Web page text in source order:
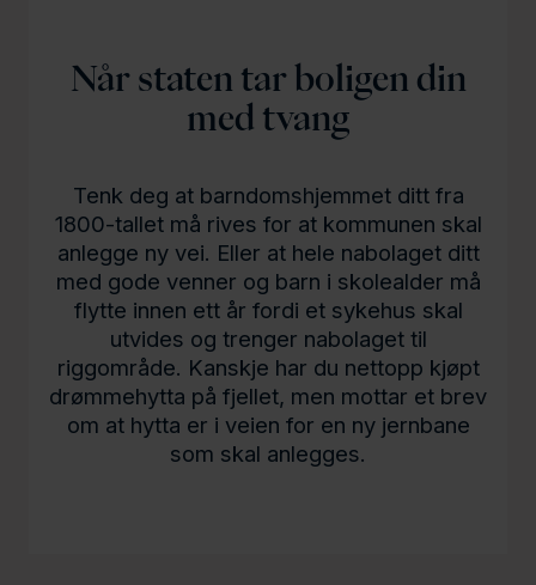
Når staten tar boligen din
med tvang
Tenk deg at barndomshjemmet ditt fra
1800-tallet må rives for at kommunen skal
anlegge ny vei. Eller at hele nabolaget ditt
med gode venner og barn i skolealder må
flytte innen ett år fordi et sykehus skal
utvides og trenger nabolaget til
riggområde. Kanskje har du nettopp kjøpt
drømmehytta på fjellet, men mottar et brev
om at hytta er i veien for en ny jernbane
som skal anlegges.